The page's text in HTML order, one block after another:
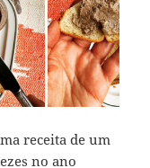
receita de um
no ano